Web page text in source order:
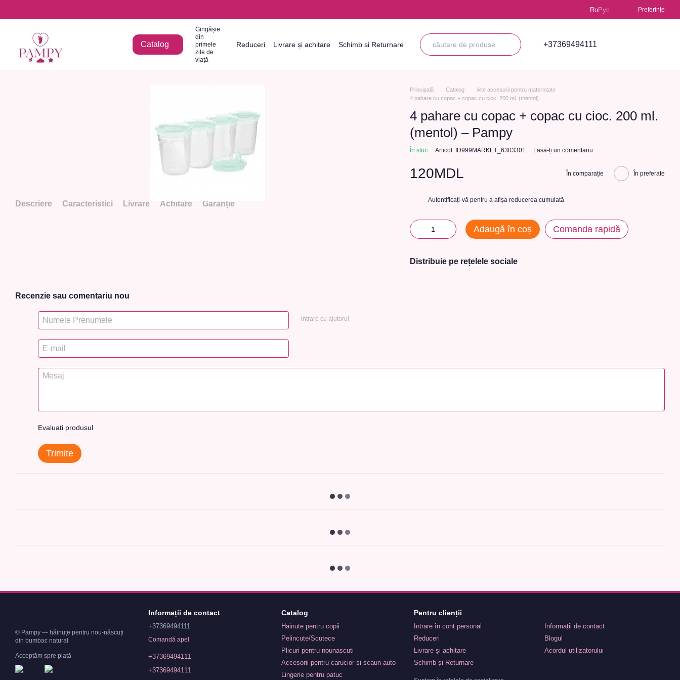
RoРус Preferințe
Catalog
Gingășie
din
primele
zile de
viață
Reduceri Livrare și achitare
Schimb și Returnare
+37369494111
Descriere Caracteristici Livrare Achitare Garanție
Principală Catalog
Alte accesorii pentru maternitate
4 pahare cu copac + сорас cu cioc. 200 ml. (mentol)
4 pahare cu copac + сорас cu cioc. 200 ml.
(mentol) – Pampy
În stoc Articol: ID999MARKET_6303301 Lasa-ți un comentariu
120MDL În comparație În preferate
Autentificați-văpentru a afișa reducerea cumulată
Adaugă în coș Comanda rapidă
Distribuie pe rețelele sociale
Recenzie sau comentariu nou
Intrare cu ajutorul
Evaluați produsul
Trimite
© Pampy — hăinuțe pentru nou-născuți
din bumbac natural
Acceptăm spre plată
Informații de contact
+37369494111
Comandă apel
+37369494111
+37369494111
Catalog
Hainute pentru copii
Pelincute/Scutece
Plicuri pentru nounascuti
Accesorii pentru carucior si scaun auto
Lingerie pentru patuc
Pentru clienții
Intrare în cont personal
Reduceri
Livrare și achitare
Schimb și Returnare
Informații de contact
Blogul
Acordul utilizatorului